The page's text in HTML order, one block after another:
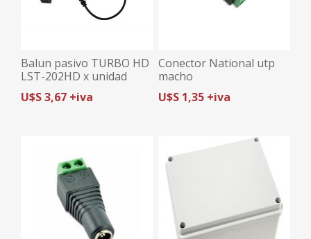
Balun pasivo TURBO HD
LST-202HD x unidad
U$S 3,67 +iva
Conector National utp
macho
U$S 1,35 +iva